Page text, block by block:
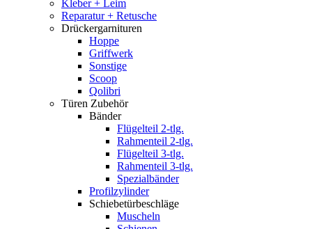
Kleber + Leim
Reparatur + Retusche
Drückergarnituren
Hoppe
Griffwerk
Sonstige
Scoop
Qolibri
Türen Zubehör
Bänder
Flügelteil 2-tlg.
Rahmenteil 2-tlg.
Flügelteil 3-tlg.
Rahmenteil 3-tlg.
Spezialbänder
Profilzylinder
Schiebetürbeschläge
Muscheln